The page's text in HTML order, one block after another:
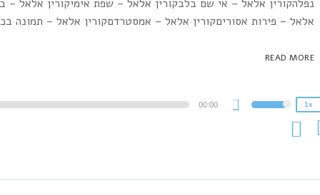
נפלהקורין אלאל – אי שם בלבקורין אלאל – שפת אימיקורין אלאל –
אלאל – פירות אסוריםקורין אלאל – אמסטרדםקורין אלאל – תמונה
READ MORE
00:00
Use
to
1x
1x